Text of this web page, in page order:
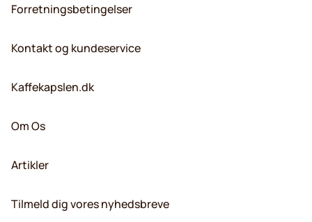
Forretningsbetingelser
Kontakt og kundeservice
Kaffekapslen.dk
Om Os
Artikler
Tilmeld dig vores nyhedsbreve